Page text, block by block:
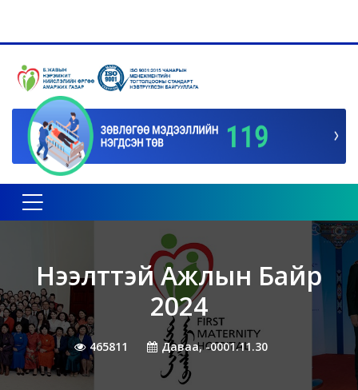
Toggle navigation
Нээлттэй Ажлын Байр
2024
465811 Даваа, -0001.11.30